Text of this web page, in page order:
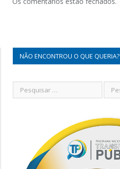
NÃO ENCONTROU O QUE QUERIA?